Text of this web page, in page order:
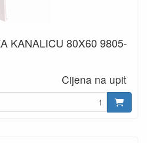
KANALICU 80X60 9805-
Cijena na upit